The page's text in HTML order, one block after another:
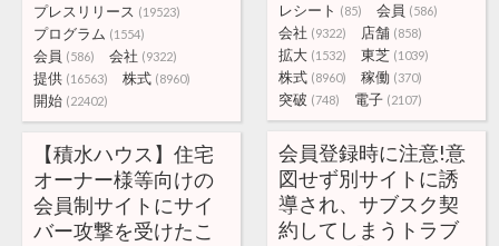
レシート (85) 会員 (586)
会社 (9322) 店舗 (858)
拡大 (1532) 東芝 (1039)
株式 (8960) 稼働 (370)
突破 (748) 電子 (2107)
プレスリリース (19523)
プログラム (1554)
会員 (586) 会社 (9322)
提供 (16563) 株式 (8960)
開始 (22402)
会員登録時に注意!意
図せず別サイトに誘
導され、サブスク契
約してしまうトラブ
【積水ハウス】住宅
オーナー様等向けの
会員制サイトにサイ
バー攻撃を受けたこ